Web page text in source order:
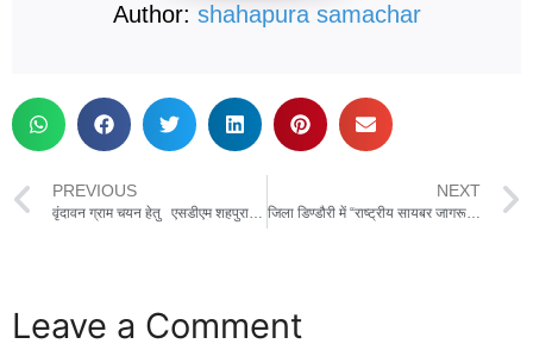
Author: shahapura samachar
PREVIOUS
वृंदावन ग्राम चयन हेतु एसडीएम शहपुरा ने किया ग्राम सरवाही का निरीक्षण
NEXT
जिला डिण्डौरी में “राष्ट्रीय सायबर जागरूकता माह” के अंतर्गत विशेष जनजागरूकता अभियान आयोजित
Leave a Comment